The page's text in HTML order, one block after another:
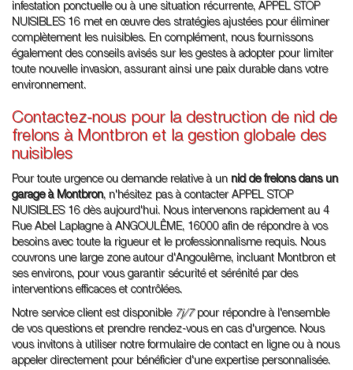
infestation ponctuelle ou à une situation récurrente, APPEL STOP
NUISIBLES 16 met en œuvre des stratégies ajustées pour éliminer
complètement les nuisibles. En complément, nous fournissons
également des conseils avisés sur les gestes à adopter pour limiter
toute nouvelle invasion, assurant ainsi une paix durable dans votre
environnement.
Contactez-nous pour la destruction de nid de
frelons à Montbron et la gestion globale des
nuisibles
Pour toute urgence ou demande relative à un nid de frelons dans un
garage à Montbron, n'hésitez pas à contacter APPEL STOP
NUISIBLES 16 dès aujourd'hui. Nous intervenons rapidement au 4
Rue Abel Laplagne à ANGOULÊME, 16000 afin de répondre à vos
besoins avec toute la rigueur et le professionnalisme requis. Nous
couvrons une large zone autour d'Angoulême, incluant Montbron et
ses environs, pour vous garantir sécurité et sérénité par des
interventions efficaces et contrôlées.
Notre service client est disponible 7j/7pour répondre à l'ensemble
de vos questions et prendre rendez-vous en cas d'urgence. Nous
vous invitons à utiliser notre formulaire de contact en ligne ou à nous
appeler directement pour bénéficier d'une expertise personnalisée.